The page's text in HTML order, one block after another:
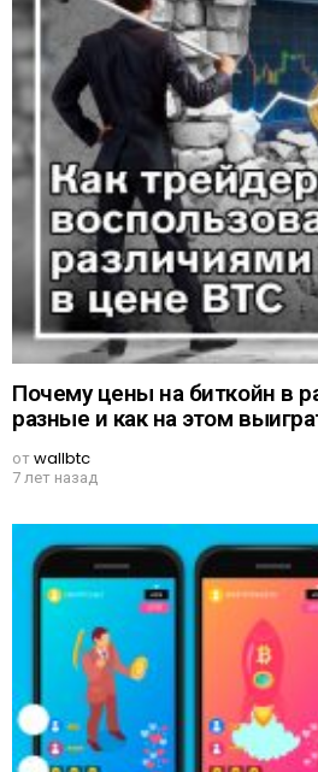
Почему цены на биткойн в
разные и как на этом
отwallbtc
7 лет назад